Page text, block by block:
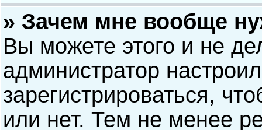
» Зачем мне вообще
Вы можете этого и не
администратор
зарегистрироваться,
или нет. Тем не менее